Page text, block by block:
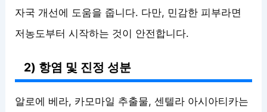
자국 개선에 도움을 줍니다. 다만, 민감한 피부라면
저농도부터 시작하는 것이 안전합니다.
2) 항염 및 진정 성분
알로에 베라, 카모마일 추출물, 센텔라 아시아티카는